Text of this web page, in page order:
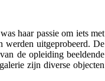
haar passie om iets met
werden uitgeprobeerd. De
de opleiding beeldende
zijn diverse objecten